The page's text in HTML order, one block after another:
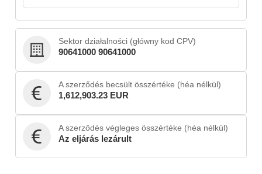
Sektor działalności (główny kod CPV)
90641000 90641000
A szerződés becsült összértéke (héa nélkül)
1,612,903.23 EUR
A szerződés végleges összértéke (héa nélkül)
Az eljárás lezárult